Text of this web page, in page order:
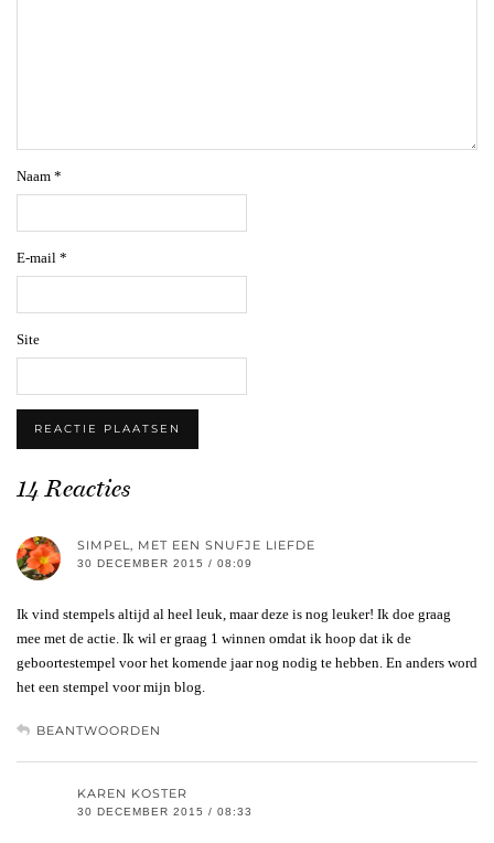
Naam *
E-mail *
Site
14 Reacties
SIMPEL, MET EEN SNUFJE LIEFDE
30 DECEMBER 2015 / 08:09
Ik vind stempels altijd al heel leuk, maar deze is nog leuker! Ik doe graag
mee met de actie. Ik wil er graag 1 winnen omdat ik hoop dat ik de
geboortestempel voor het komende jaar nog nodig te hebben. En anders word
het een stempel voor mijn blog.
BEANTWOORDEN
KAREN KOSTER
30 DECEMBER 2015 / 08:33